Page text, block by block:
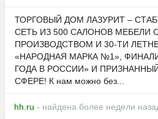
ТОРГОВЫЙ ДОМ ЛАЗУРИТ –
СЕТЬ ИЗ 500 САЛОНОВ МЕБЕЛИ
ПРОИЗВОДСТВОМ И 30-ТИ
«НАРОДНАЯ МАРКА №1»,
ГОДА В РОССИИ» И
СФЕРЕ! К нам можно без...
hh.ru - найдена более недели